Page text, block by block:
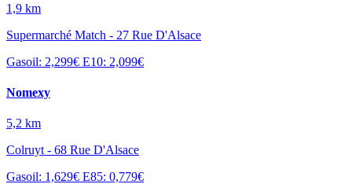
1,9 km
Supermarché Match - 27 Rue D'Alsace
Gasoil: 2,299€ E10: 2,099€
Nomexy
5,2 km
Colruyt - 68 Rue D'Alsace
Gasoil: 1,629€ E85: 0,779€